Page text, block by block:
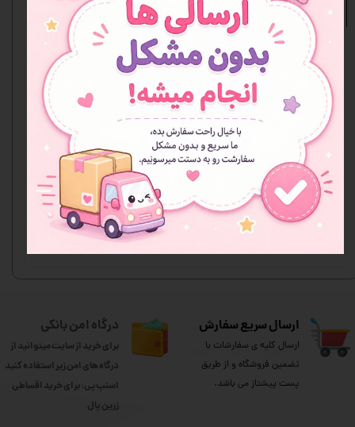
نظرات
هنوز نظری ثبت نشده
اولین نفری باشید که نظر می‌دهید
ثبت نظر
ارسال سریع سفارش
ارسال کلیه ی سفارشات با
تضمین فروشگاه و از طریق
پست پیشتاز می باشد.
درگاه امن بانکی
برای خرید از سایت میتوانید از
درگاه های امن زیر استفاده کنید
اسنپ پی: برای خرید اقساطی
​​​​​​​زرین پال